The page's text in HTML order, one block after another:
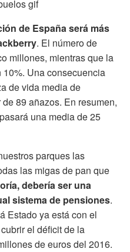
de España será más
. El número de
millones, mientras que la
Una consecuencia
de vida media de
89 añazos. En resumen,
una media de 25
parques las
las migas de pan que
debería ser una
sistema de pensiones.
Estado ya está con el
el déficit de la
de euros del 2016.